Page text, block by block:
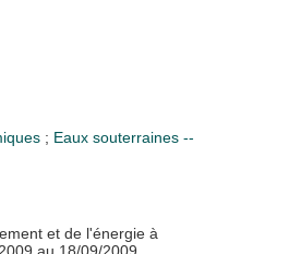
; Eaux souterraines --
et de l'énergie à
au 18/09/2009